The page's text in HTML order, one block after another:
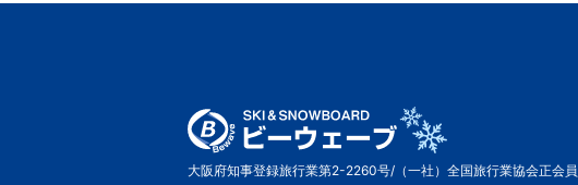
大阪府知事登録旅行業第2-2260号/（一社）全国旅行業協会正会員